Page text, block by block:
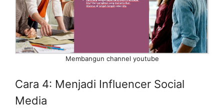
Membangun channel youtube
Cara 4: Menjadi Influencer Social
Media